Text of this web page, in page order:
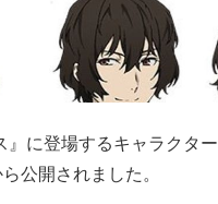
』に登場するキャラクター
公開されました。